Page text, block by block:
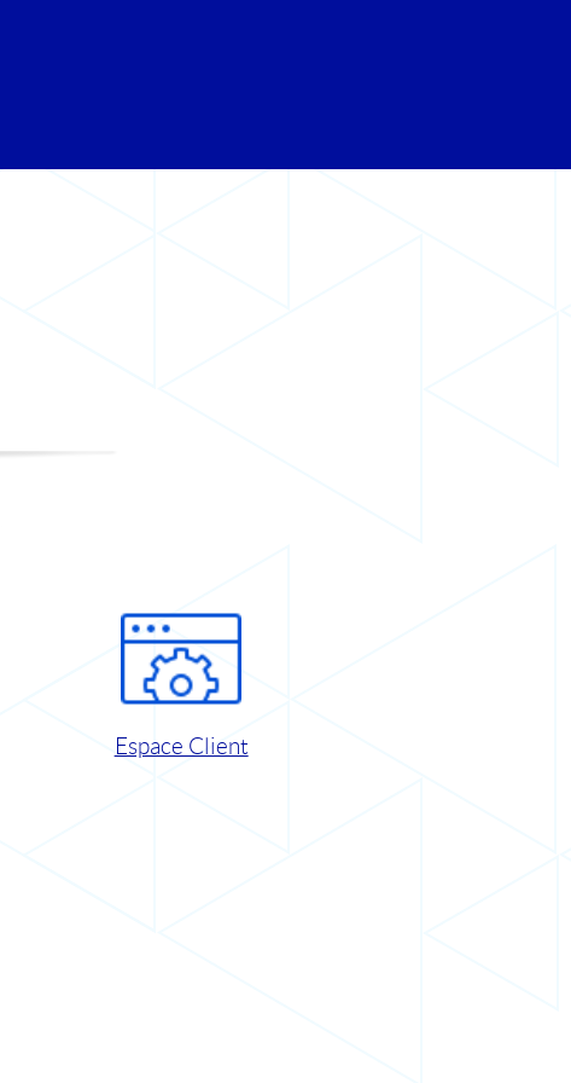
Espace Client